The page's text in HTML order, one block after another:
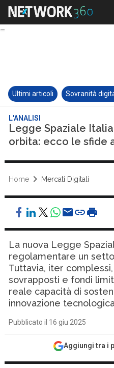
Ultimi articoli Sovranità
L'ANALISI
Legge Spaziale
orbita: ecco le sfide
Home Mercati Digitali
La nuova Legge
regolamentare un
Tuttavia, iter
sovrapposti e fondi
reale capacità di
innovazione
Pubblicato il 16 giu 2025
Aggiungi tra i